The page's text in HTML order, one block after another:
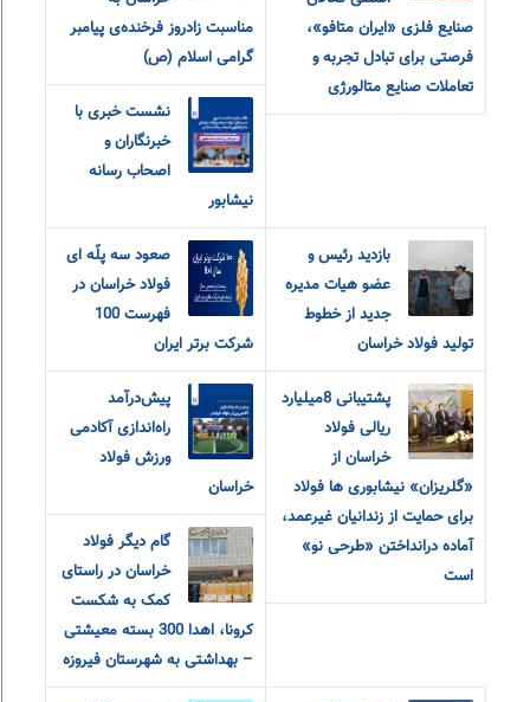
صنایع فلزی «ایران متافو»،
فرصتی برای تبادل تجربه و
تعاملات صنایع متالورژی
مناسبت زادروز فرخنده‌ی پیامبر
گرامی اسلام (ص)
نشست خبری با
خبرنگاران و
اصحاب رسانه
نیشابور
بازدید رئیس و
عضو هیات مدیره
جدید از خطوط
تولید فولاد خراسان
صعود سه پلّه ای
فولاد خراسان در
فهرست 100
شرکت برتر ایران
پشتیبانی 8میلیارد
ریالی فولاد
خراسان از
«گلریزان» نیشابوری ها فولاد
برای حمایت از زندانیان غیرعمد،
آماده درانداختن «طرحی نو»
است
پیش‌درآمد
راه‌اندازی آکادمی
ورزش فولاد
خراسان
گام دیگر فولاد
خراسان در راستای
کمک به شکست
کرونا، اهدا 300 بسته معیشتی
– بهداشتی به شهرستان فیروزه